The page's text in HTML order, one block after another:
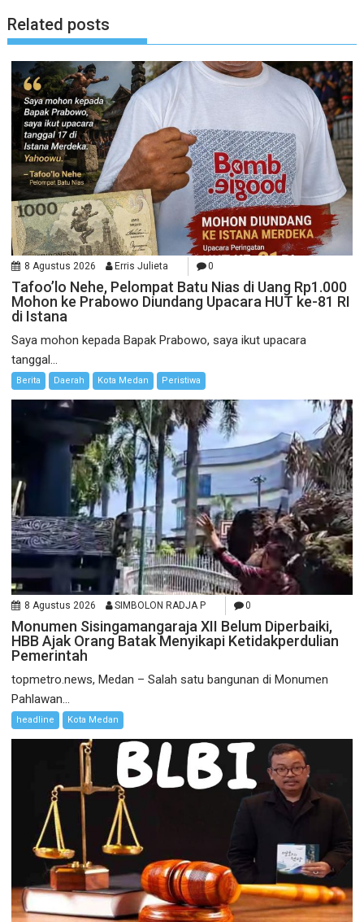
Related posts
8 Agustus 2026 Erris Julieta 0
Tafoo’lo Nehe, Pelompat Batu Nias di Uang Rp1.000
Mohon ke Prabowo Diundang Upacara HUT ke-81 RI
di Istana
Saya mohon kepada Bapak Prabowo, saya ikut upacara
tanggal...
Berita Daerah Kota Medan Peristiwa
8 Agustus 2026 SIMBOLON RADJA P 0
Monumen Sisingamangaraja XII Belum Diperbaiki,
HBB Ajak Orang Batak Menyikapi Ketidakperdulian
Pemerintah
topmetro.news, Medan – Salah satu bangunan di Monumen
Pahlawan...
headline Kota Medan